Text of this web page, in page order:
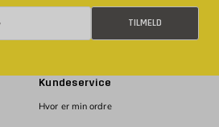
TILMELD
Kundeservice
Hvor er min ordre